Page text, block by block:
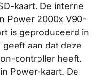
kaart. De interne
Power 2000x V90-
is geproduceerd in
geeft aan dat deze
controller heeft.
Power-kaart. De